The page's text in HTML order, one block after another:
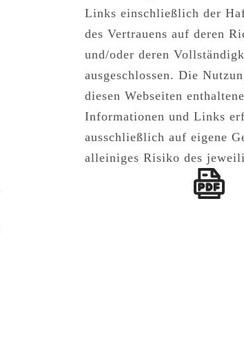
Links einschließlich der
des Vertrauens auf deren
und/oder deren
ausgeschlossen. Die
diesen Webseiten
Informationen und Links
ausschließlich auf eigene
alleiniges Risiko des